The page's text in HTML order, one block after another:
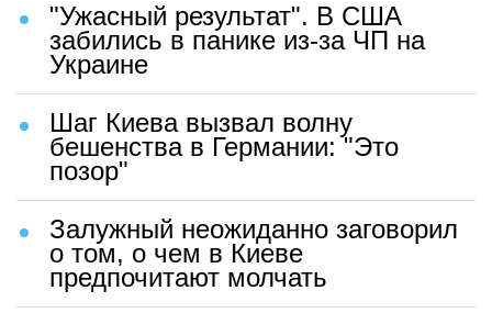
"Ужасный результат". В США
забились в панике из-за ЧП на
Украине
Шаг Киева вызвал волну
бешенства в Германии: "Это
позор"
Залужный неожиданно заговорил
о том, о чем в Киеве
предпочитают молчать